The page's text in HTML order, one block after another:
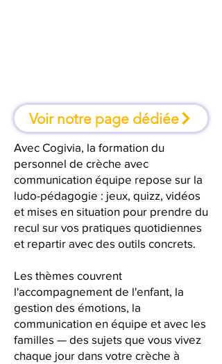
Voir notre page dédiée
Avec Cogivia, la formation du
personnel de crèche avec
communication équipe repose sur la
ludo-pédagogie : jeux, quizz, vidéos
et mises en situation pour prendre du
recul sur vos pratiques quotidiennes
et repartir avec des outils concrets.
Les thèmes couvrent
l'accompagnement de l'enfant, la
gestion des émotions, la
communication en équipe et avec les
familles — des sujets que vous vivez
chaque jour dans votre crèche à